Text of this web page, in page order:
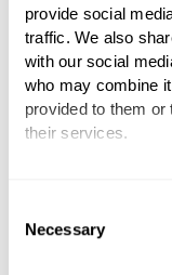
provide social
traffic. We also
with our social
who may combine
provided to them or
their services.
Necessary
laden
en